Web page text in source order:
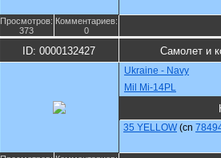
Просмотров:
373
Комментариев:
0
ID: 0000132427 Самолет и
Ukraine - Navy
Mil Mi-14PL
35 YELLOW (cn